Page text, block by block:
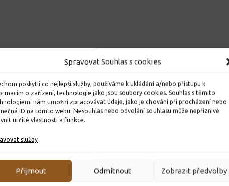
Spravovat Souhlas s cookies
poskytli co nejlepší služby, používáme k ukládání a/nebo přístupu k
o zařízení, technologie jako jsou soubory cookies. Souhlas s těmito
nám umožní zpracovávat údaje, jako je chování při procházení nebo
ID na tomto webu. Nesouhlas nebo odvolání souhlasu může nepříznivě
určité vlastnosti a funkce.
služby
Přijmout Odmítnout Zobrazit předvolby